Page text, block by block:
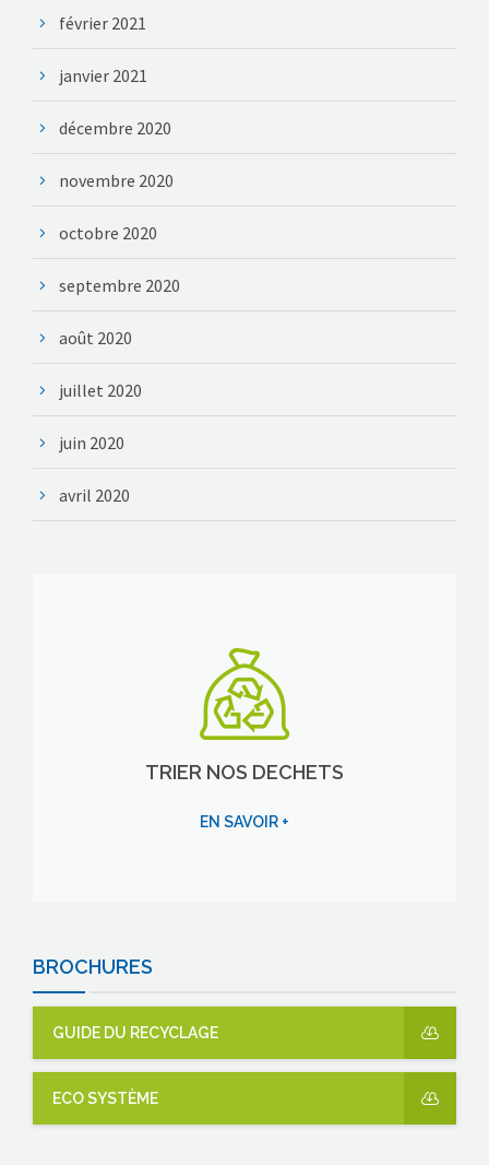
février 2021
janvier 2021
décembre 2020
novembre 2020
octobre 2020
septembre 2020
août 2020
juillet 2020
juin 2020
avril 2020
TRIER NOS DECHETS
EN SAVOIR +
BROCHURES
GUIDE DU RECYCLAGE
ECO SYSTÈME